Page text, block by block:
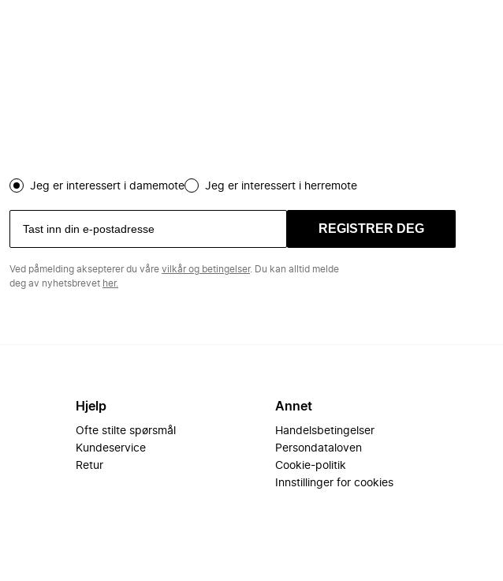
Jeg er interessert i damemote Jeg er interessert i herremote
REGISTRER DEG
Ved påmelding aksepterer du våre vilkår og betingelser. Du kan alltid melde
deg av nyhetsbrevet her.
Hjelp
Ofte stilte spørsmål
Kundeservice
Retur
Annet
Handelsbetingelser
Persondataloven
Cookie-politik
Innstillinger for cookies